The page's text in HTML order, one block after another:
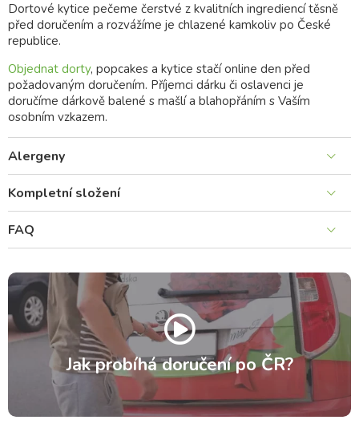
Dortové kytice pečeme čerstvé z kvalitních ingrediencí těsně
před doručením a rozvážíme je chlazené kamkoliv po České
republice.
Objednat dorty, popcakes a kytice stačí online den před
požadovaným doručením. Příjemci dárku či oslavenci je
doručíme dárkově balené s mašlí a blahopřáním s Vaším
osobním vzkazem.
Alergeny
Kompletní složení
FAQ
Jak probíhá doručení po ČR?